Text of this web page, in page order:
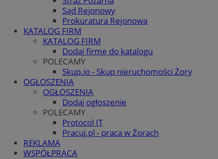
Sąd Rejonowy
Prokuratura Rejonowa
KATALOG FIRM
KATALOG FIRM
Dodaj firmę do katalogu
POLECAMY
Skup.io - Skup nieruchomości Żory
OGŁOSZENIA
OGŁOSZENIA
Dodaj ogłoszenie
POLECAMY
Protocol IT
Pracuj.pl - praca w Żorach
REKLAMA
WSPÓŁPRACA